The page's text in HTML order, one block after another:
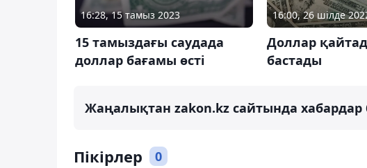
16:28, 15 тамыз 2023
15 тамыздағы саудада
доллар бағамы өсті
16:00, 26 шілде
Доллар
бастады
Жаңалықтан zakon.kz сайтында
Пікірлер 0